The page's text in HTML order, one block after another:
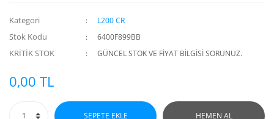
Kategori L200 CR
Stok Kodu 6400F899BB
KRİTİK STOK GÜNCEL STOK VE FİYAT BİLGİSİ SORUNUZ.
0,00 TL
SEPETE EKLE HEMEN AL